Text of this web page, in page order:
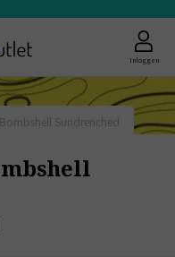
Inloggen